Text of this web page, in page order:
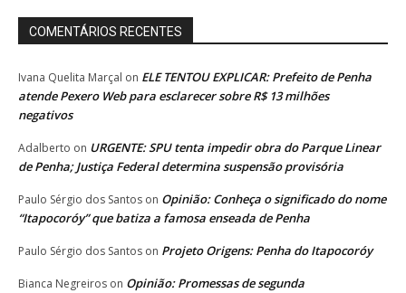
COMENTÁRIOS RECENTES
Ivana Quelita Marçal on ELE TENTOU EXPLICAR: Prefeito de Penha
atende Pexero Web para esclarecer sobre R$ 13 milhões
negativos
Adalberto on URGENTE: SPU tenta impedir obra do Parque Linear
de Penha; Justiça Federal determina suspensão provisória
Paulo Sérgio dos Santos on Opinião: Conheça o significado do nome
“Itapocoróy” que batiza a famosa enseada de Penha
Paulo Sérgio dos Santos on Projeto Origens: Penha do Itapocoróy
Bianca Negreiros on Opinião: Promessas de segunda